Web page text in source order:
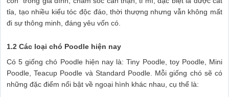
tỉa, tạo nhiều kiểu tóc độc đáo, thời thượng nhưng vẫn không mất
đi sự thông minh, đáng yêu vốn có.
1.2 Các loại chó Poodle hiện nay
Có 5 giống chó Poodle hiện nay là: Tiny Poodle, toy Poodle, Mini
Poodle, Teacup Poodle và Standard Poodle. Mỗi giống chó sẽ có
những đặc điểm nổi bật về ngoại hình khác nhau, cụ thể là: